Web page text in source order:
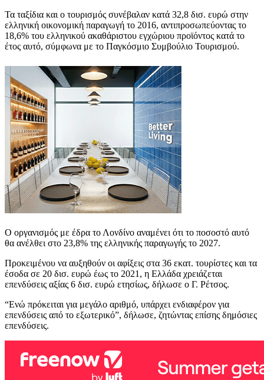
Τα ταξίδια και ο τουρισμός συνέβαλαν κατά 32,8 δισ. ευρώ στην
ελληνική οικονομική παραγωγή το 2016, αντιπροσωπεύοντας το
18,6% του ελληνικού ακαθάριστου εγχώριου προϊόντος κατά το
έτος αυτό, σύμφωνα με το Παγκόσμιο Συμβούλιο Τουρισμού.
Ο οργανισμός με έδρα το Λονδίνο αναμένει ότι το ποσοστό αυτό
θα ανέλθει στο 23,8% της ελληνικής παραγωγής το 2027.
Προκειμένου να αυξηθούν οι αφίξεις στα 36 εκατ. τουρίστες και τα
έσοδα σε 20 δισ. ευρώ έως το 2021, η Ελλάδα χρειάζεται
επενδύσεις αξίας 6 δισ. ευρώ ετησίως, δήλωσε ο Γ. Ρέτσος.
“Ενώ πρόκειται για μεγάλο αριθμό, υπάρχει ενδιαφέρον για
επενδύσεις από το εξωτερικό”, δήλωσε, ζητώντας επίσης δημόσιες
επενδύσεις.